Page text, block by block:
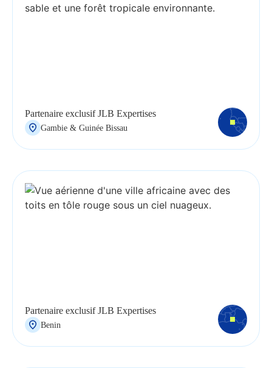
Partenaire exclusif JLB Expertises
Gambie & Guinée Bissau
Partenaire exclusif JLB Expertises
Benin